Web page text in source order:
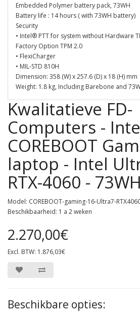
Embedded Polymer battery pack, 73WH
Battery life : 14 hours ( with 73WH battery)
Security
• Intel® PTT for system without Hardware
Factory Option TPM 2.0
• FlexiCharger
• MIL-STD 810H
Dimension: 358 (W) x 257.6 (D) x 18 (H) mm
Weight: 1.8 kg, Including Barebone and
Kwalitatieve FD-
Computers -
COREBOOT
laptop - Intel
RTX-4060 -
Model: COREBOOT-gaming-16-Ultra7-
Beschikbaarheid: 1 a 2 weken
2.270,00€
Excl. BTW: 1.876,03€
Beschikbare opties: